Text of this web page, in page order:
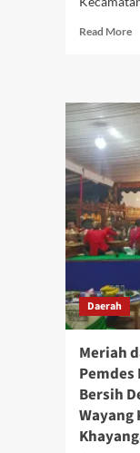
Read More
Daerah
Meriah
Pemdes
Bersih
Wayang